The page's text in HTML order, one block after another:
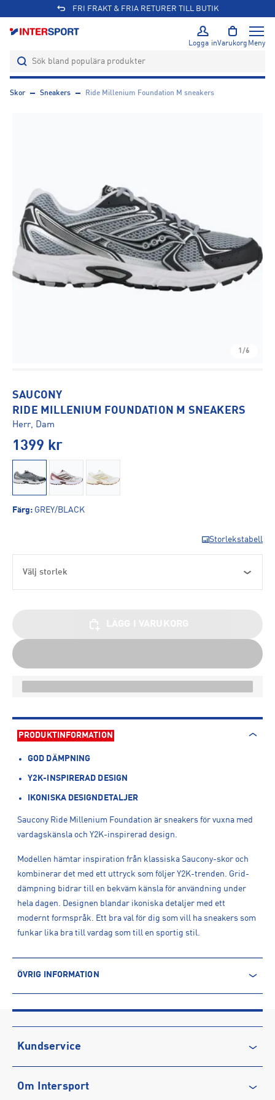
FRI FRAKT & FRIA RETURER TILL BUTIK
Logga inVarukorg Meny
Skor Sneakers Ride Millenium Foundation M sneakers
1/6
SAUCONY
RIDE MILLENIUM FOUNDATION M SNEAKERS
Herr, Dam
1399 kr
Färg: GREY/BLACK
Storlekstabell
Välj storlek
PRODUKTINFORMATION
GOD DÄMPNING
Y2K-INSPIRERAD DESIGN
IKONISKA DESIGNDETALJER
Saucony Ride Millenium Foundation är sneakers för vuxna med
vardagskänsla och Y2K-inspirerad design.
Modellen hämtar inspiration från klassiska Saucony-skor och
kombinerar det med ett uttryck som följer Y2K-trenden. Grid-
dämpning bidrar till en bekväm känsla för användning under
hela dagen. Designen blandar ikoniska detaljer med ett
modernt formspråk. Ett bra val för dig som vill ha sneakers som
funkar lika bra till vardag som till en sportig stil.
ÖVRIG INFORMATION
Produktnummer: 1615696
Leverantörens produktnummer: 70812
Artikelnummer: 161569603-GREY/BLACK
Tillverkaradress
Kundservice
Vanliga frågor & svar
Om Intersport